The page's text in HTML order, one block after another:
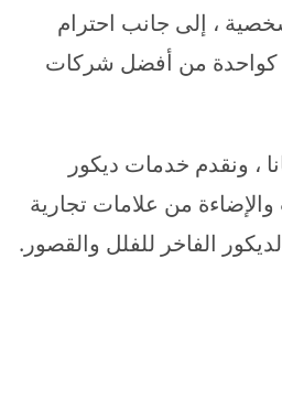
، إلى جانب احترام
كواحدة من أفضل شركات
، ونقدم خدمات ديكور
من علامات تجارية
الفاخر للفلل والقصور.